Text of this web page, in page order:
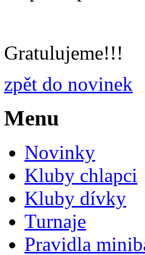
Gratulujeme!!!
zpět do novinek
Menu
Novinky
Kluby chlapci
Kluby dívky
Turnaje
Pravidla